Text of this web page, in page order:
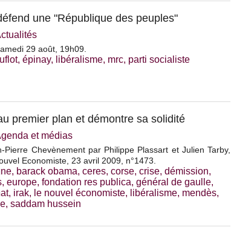
une "République des peuples"
29 août, 19h09.
, épinay, libéralisme, mrc, parti socialiste
premier plan et démontre sa solidité
et médias
Pierre Chevènement par Philippe Plassart et Julien Tarby,
Economiste, 23 avril 2009, n°1473.
, barack obama, ceres, corse, crise, démission,
, europe, fondation res publica, général de gaulle,
, irak, le nouvel économiste, libéralisme, mendès,
, saddam hussein